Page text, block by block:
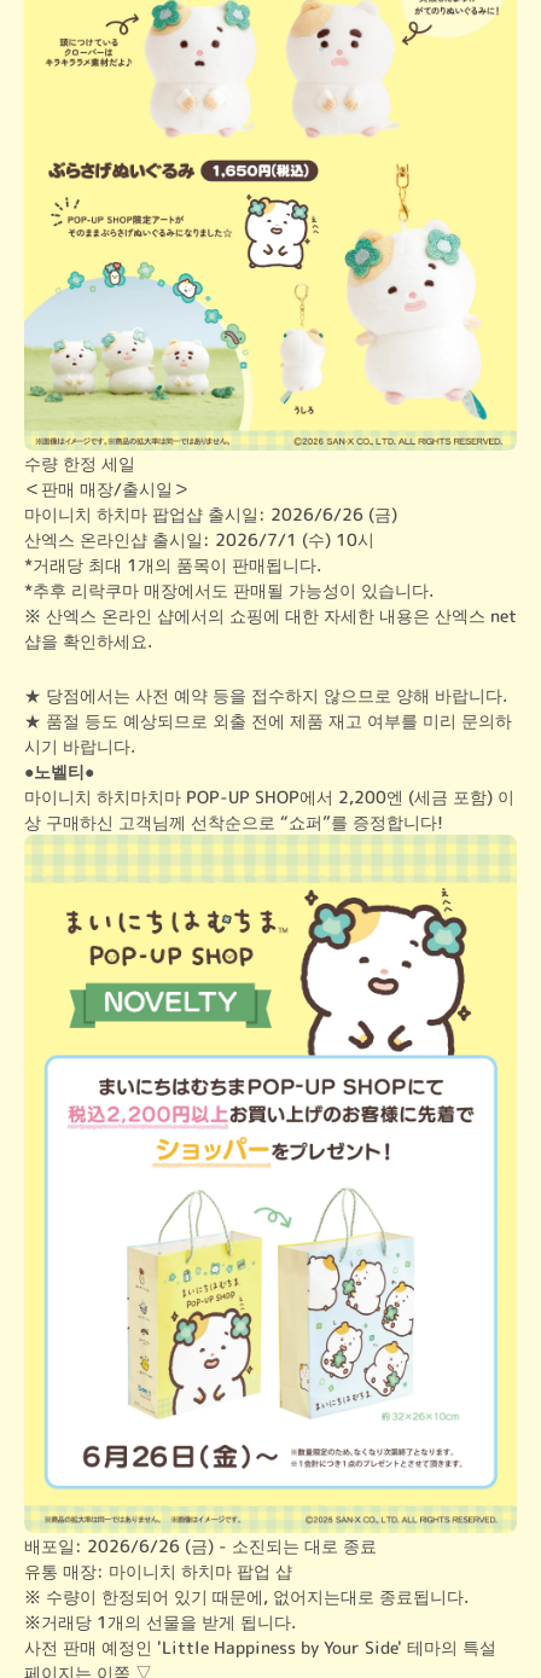
수량 한정 세일
＜판매 매장/출시일＞
마이니치 하치마 팝업샵 출시일: 2026/6/26 (금)
산엑스 온라인샵 출시일: 2026/7/1 (수) 10시
*거래당 최대 1개의 품목이 판매됩니다.
*추후 리락쿠마 매장에서도 판매될 가능성이 있습니다.
※ 산엑스 온라인 샵에서의 쇼핑에 대한 자세한 내용은 산엑스 net
샵을 확인하세요.
★ 당점에서는 사전 예약 등을 접수하지 않으므로 양해 바랍니다.
★ 품절 등도 예상되므로 외출 전에 제품 재고 여부를 미리 문의하
시기 바랍니다.
●노벨티●
마이니치 하치마치마 POP-UP SHOP에서 2,200엔 (세금 포함) 이
상 구매하신 고객님께 선착순으로 “쇼퍼”를 증정합니다!
배포일: 2026/6/26 (금) - 소진되는 대로 종료
유통 매장: 마이니치 하치마 팝업 샵
※ 수량이 한정되어 있기 때문에, 없어지는대로 종료됩니다.
※거래당 1개의 선물을 받게 됩니다.
사전 판매 예정인 'Little Happiness by Your Side' 테마의 특설